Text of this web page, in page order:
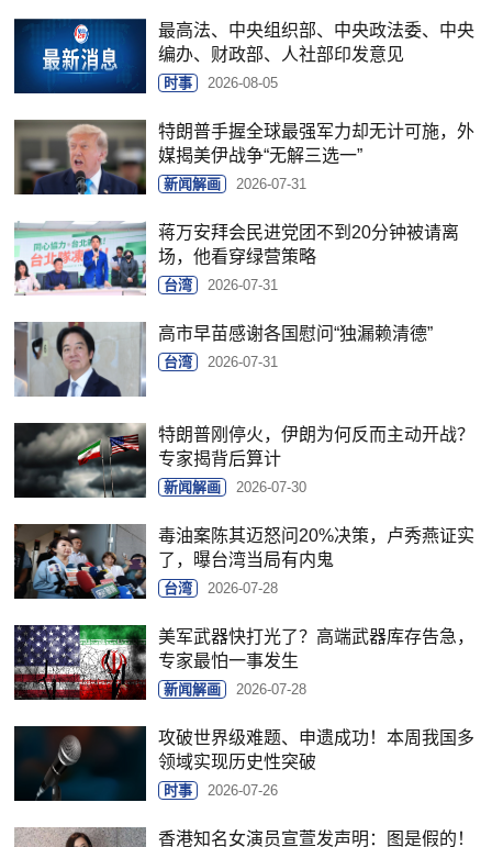
最高法、中央组织部、中央政法委、中央
编办、财政部、人社部印发意见
时事 2026-08-05
特朗普手握全球最强军力却无计可施，外
媒揭美伊战争“无解三选一”
新闻解画 2026-07-31
蒋万安拜会民进党团不到20分钟被请离
场，他看穿绿营策略
台湾 2026-07-31
高市早苗感谢各国慰问“独漏赖清德”
台湾 2026-07-31
特朗普刚停火，伊朗为何反而主动开战？
专家揭背后算计
新闻解画 2026-07-30
毒油案陈其迈怒问20%决策，卢秀燕证实
了，曝台湾当局有内鬼
台湾 2026-07-28
美军武器快打光了？高端武器库存告急，
专家最怕一事发生
新闻解画 2026-07-28
攻破世界级难题、申遗成功！本周我国多
领域实现历史性突破
时事 2026-07-26
香港知名女演员宣萱发声明：图是假的！